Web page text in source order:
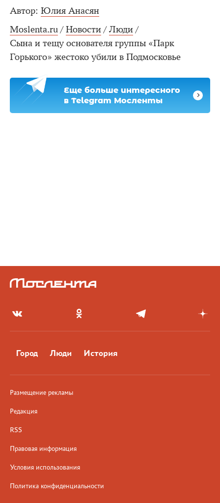
Автор: Юлия Анасян
Moslenta.ru / Новости / Люди /
Сына и тещу основателя группы «Парк
Горького» жестоко убили в Подмосковье
Еще больше интересного
в Telegram Мосленты
Город Люди История
Размещение рекламы
Редакция
RSS
Правовая информация
Условия использования
Политика конфиденциальности